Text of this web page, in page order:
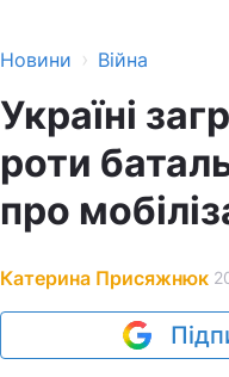
Новини › Війна
Україні
роти
про
Катерина Присяжнюк